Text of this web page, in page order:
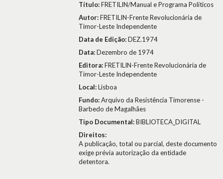
Título:FRETILIN/Manual e Programa Políticos
Autor:FRETILIN-Frente Revolucionária de
Timor-Leste Independente
Data de Edição:DEZ.1974
Data:Dezembro de 1974
Editora:FRETILIN-Frente Revolucionária de
Timor-Leste Independente
Local:Lisboa
Fundo:Arquivo da Resistência Timorense -
Barbedo de Magalhães
Tipo Documental:BIBLIOTECA_DIGITAL
Direitos:
A publicação, total ou parcial, deste documento
exige prévia autorização da entidade
detentora.